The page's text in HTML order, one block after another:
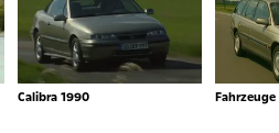
Calibra 1990